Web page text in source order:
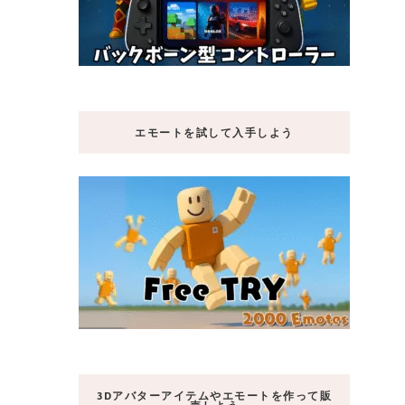
エモートを試して入手しよう
3Dアバターアイテムやエモートを作って販